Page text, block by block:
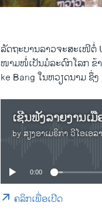
ລັດ​ຖະ​ບານ​ລາວ​ຈະ​ສະ​ເໜີ​ຕໍ່
ໜາມ​ໜໍ່​ເປັນ​ມໍ​ລະ​ດົກ​ໂລກ ຂ້
ke Bang ໃນ​ຫວຽດ​ນາມ ຊຶ່
ເຊີນ​ຟັງ​ລາຍ​ງານ​ເ
by ສຽງອາເມຣິກາ ວີໂອເອລ
0:00
ຄລິກເພື່ອເປີດ